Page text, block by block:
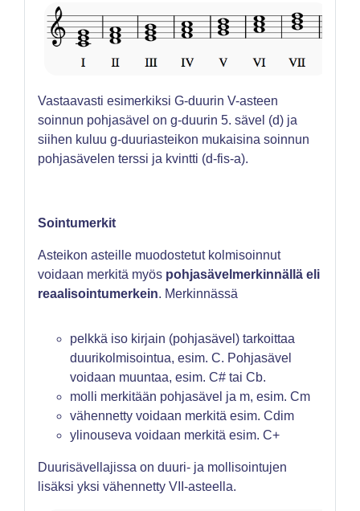
Vastaavasti esimerkiksi G-duurin V-asteen
soinnun pohjasävel on g-duurin 5. sävel (d) ja
siihen kuluu g-duuriasteikon mukaisina soinnun
pohjasävelen terssi ja kvintti (d-fis-a).
Sointumerkit
Asteikon asteille muodostetut kolmisoinnut
voidaan merkitä myös pohjasävelmerkinnällä eli
reaalisointumerkein. Merkinnässä
pelkkä iso kirjain (pohjasävel) tarkoittaa
duurikolmisointua, esim. C. Pohjasävel
voidaan muuntaa, esim. C# tai Cb.
molli merkitään pohjasävel ja m, esim. Cm
vähennetty voidaan merkitä esim. Cdim
ylinouseva voidaan merkitä esim. C+
Duurisävellajissa on duuri- ja mollisointujen
lisäksi yksi vähennetty VII-asteella.